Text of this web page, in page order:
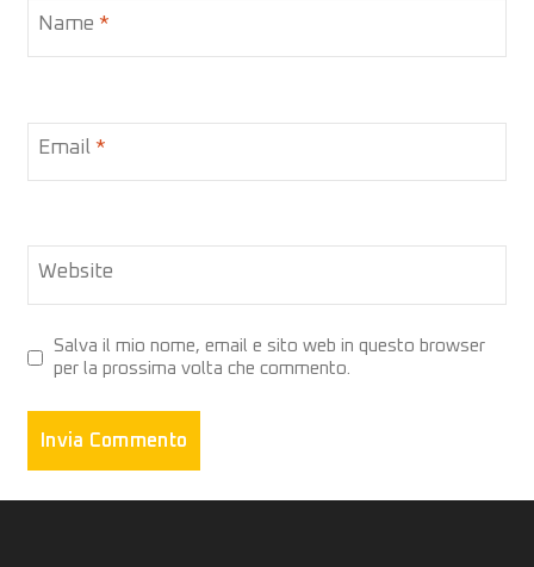
Name *
Email *
Website
Salva il mio nome, email e sito web in questo browser
per la prossima volta che commento.